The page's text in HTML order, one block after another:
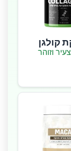
קולגן
וזוהר